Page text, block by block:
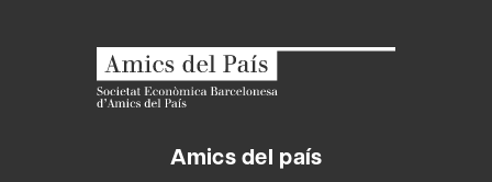
Amics del país